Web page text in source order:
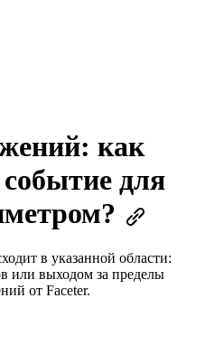
как
для
в указанной области:
или выходом за пределы
от Faceter.